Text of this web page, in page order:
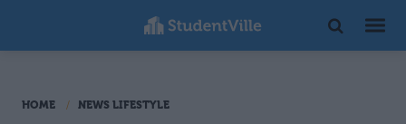
HOME NEWS LIFESTYLE